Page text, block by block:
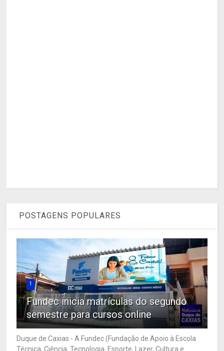
POSTAGENS POPULARES
1
Fundec inicia matrículas do segundo
semestre para cursos online
Duque de Caxias - A Fundec (Fundação de Apoio à Escola
Técnica, Ciência, Tecnologia, Esporte, Lazer, Cultura e